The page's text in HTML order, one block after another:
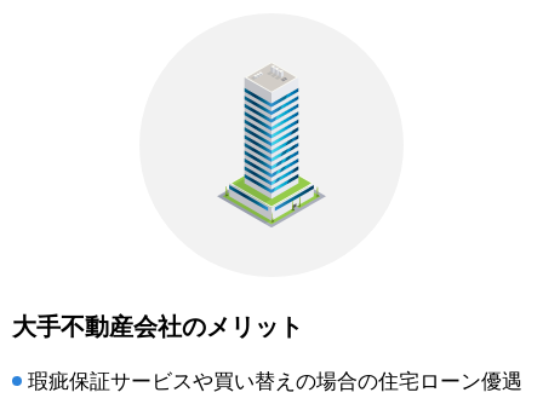
大手不動産会社のメリット
瑕疵保証サービスや買い替えの場合の住宅ローン優遇